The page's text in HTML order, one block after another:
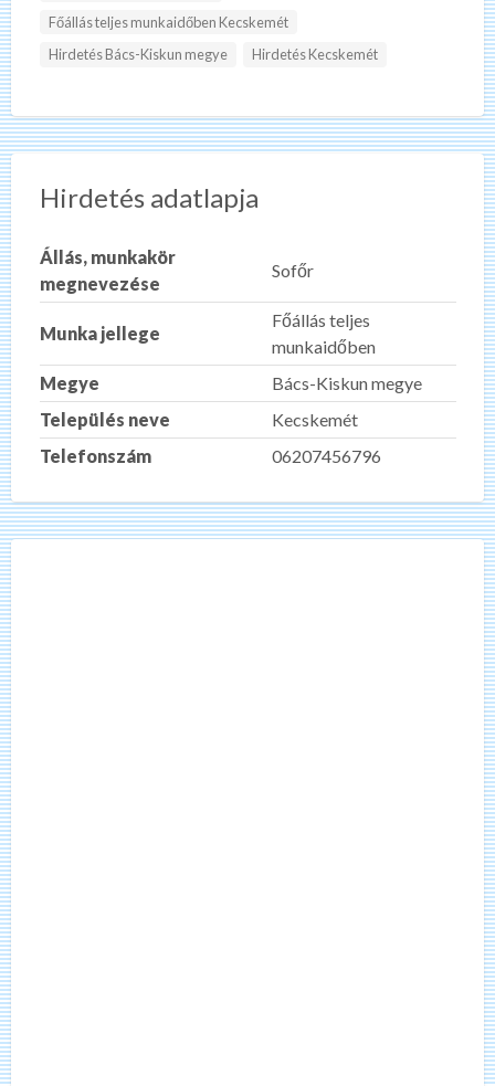
Főállás teljes munkaidőben Kecskemét
Hirdetés Bács-Kiskun megye
Hirdetés Kecskemét
Hirdetés adatlapja
Állás, munkakör
megnevezése
Sofőr
Munka jellege
Főállás teljes
munkaidőben
Megye
Bács-Kiskun megye
Település neve
Kecskemét
Telefonszám
06207456796